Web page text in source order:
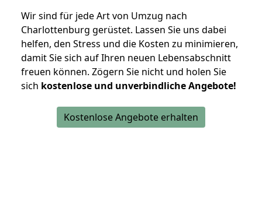
Wir sind für jede Art von Umzug nach
Charlottenburg gerüstet. Lassen Sie uns dabei
helfen, den Stress und die Kosten zu minimieren,
damit Sie sich auf Ihren neuen Lebensabschnitt
freuen können. Zögern Sie nicht und holen Sie
sich kostenlose und unverbindliche Angebote!
Kostenlose Angebote erhalten